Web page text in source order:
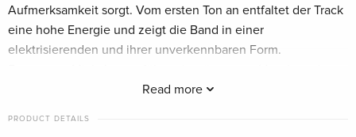
Read more
Aufmerksamkeit sorgt. Vom ersten Ton an entfaltet der Track
eine hohe Energie und zeigt die Band in einer
elektrisierenden und ihrer unverkennbaren Form.
verleiht dem Song eine klare Intensität. Gleichzeitig liefern
PRODUCT DETAILS